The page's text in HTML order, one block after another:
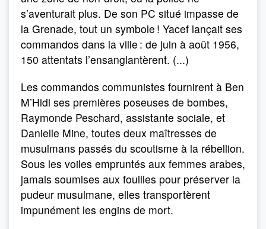
s’aventurait plus. De son PC situé impasse de
la Grenade, tout un symbole ! Yacef lançait ses
commandos dans la ville : de juin à août 1956,
150 attentats l’ensanglantèrent. (...)
Les commandos communistes fournirent à Ben
M’Hidi ses premières poseuses de bombes,
Raymonde Peschard, assistante sociale, et
Danielle Mine, toutes deux maîtresses de
musulmans passés du scoutisme à la rébellion.
Sous les voiles empruntés aux femmes arabes,
jamais soumises aux fouilles pour préserver la
pudeur musulmane, elles transportèrent
impunément les engins de mort.